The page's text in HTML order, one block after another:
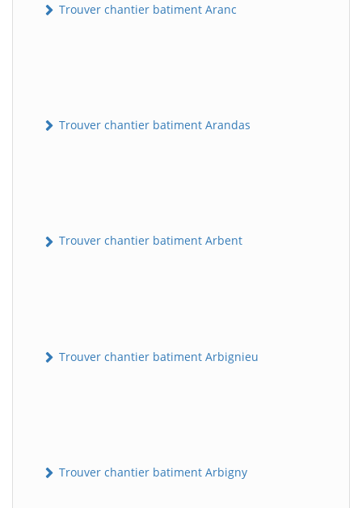
Trouver chantier batiment Aranc
Trouver chantier batiment Arandas
Trouver chantier batiment Arbent
Trouver chantier batiment Arbignieu
Trouver chantier batiment Arbigny